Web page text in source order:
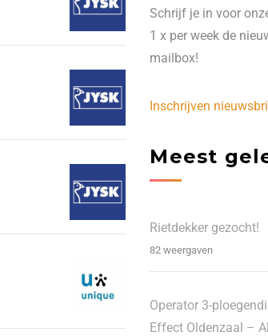
Schrijf je in voor
1 x per week de
mailbox!
Inschrijven
Meest
Rietdekker gezocht!
82 weergaven
Operator 3-
Effect Oldenzaal –